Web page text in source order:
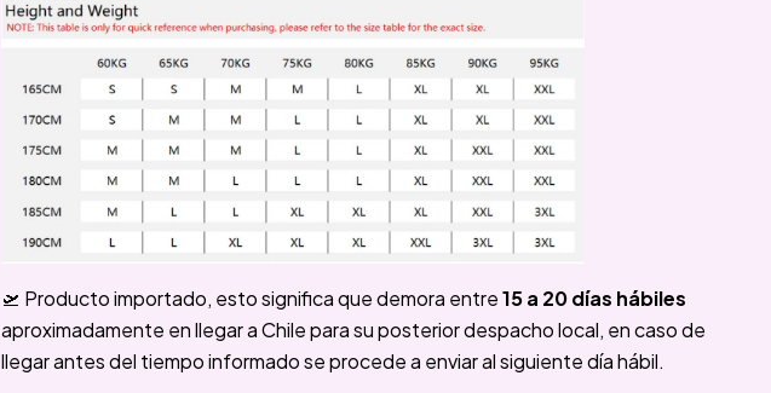
🛫 Producto importado, esto significa que demora entre15 a 20 días hábiles
aproximadamente en llegar a Chile para su posterior despacho local, en caso de
llegar antes del tiempo informado se procede a enviar al siguiente día hábil.